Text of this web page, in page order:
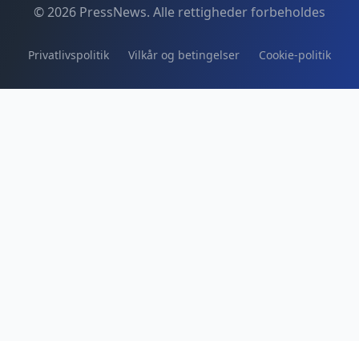
© 2026 PressNews. Alle rettigheder forbeholdes
Privatlivspolitik Vilkår og betingelser Cookie-politik